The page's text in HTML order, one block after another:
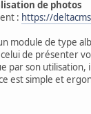
de photos
: https://
module de type
de présenter
par son utilisation,
est simple et